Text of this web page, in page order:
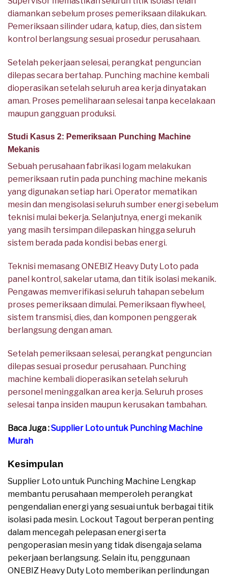
diamankan sebelum proses pemeriksaan dilakukan.
Pemeriksaan silinder udara, katup, dies, dan sistem
kontrol berlangsung sesuai prosedur perusahaan.
Setelah pekerjaan selesai, perangkat penguncian
dilepas secara bertahap. Punching machine kembali
dioperasikan setelah seluruh area kerja dinyatakan
aman. Proses pemeliharaan selesai tanpa kecelakaan
maupun gangguan produksi.
Studi Kasus 2: Pemeriksaan Punching Machine
Mekanis
Sebuah perusahaan fabrikasi logam melakukan
pemeriksaan rutin pada punching machine mekanis
yang digunakan setiap hari. Operator mematikan
mesin dan mengisolasi seluruh sumber energi sebelum
teknisi mulai bekerja. Selanjutnya, energi mekanik
yang masih tersimpan dilepaskan hingga seluruh
sistem berada pada kondisi bebas energi.
Teknisi memasang ONEBIZ Heavy Duty Loto pada
panel kontrol, sakelar utama, dan titik isolasi mekanik.
Pengawas memverifikasi seluruh tahapan sebelum
proses pemeriksaan dimulai. Pemeriksaan flywheel,
sistem transmisi, dies, dan komponen penggerak
berlangsung dengan aman.
Setelah pemeriksaan selesai, perangkat penguncian
dilepas sesuai prosedur perusahaan. Punching
machine kembali dioperasikan setelah seluruh
personel meninggalkan area kerja. Seluruh proses
selesai tanpa insiden maupun kerusakan tambahan.
Baca Juga :Supplier Loto untuk Punching Machine
Murah
Kesimpulan
Supplier Loto untuk Punching Machine Lengkap
membantu perusahaan memperoleh perangkat
pengendalian energi yang sesuai untuk berbagai titik
isolasi pada mesin. Lockout Tagout berperan penting
dalam mencegah pelepasan energi serta
pengoperasian mesin yang tidak disengaja selama
pekerjaan berlangsung. Selain itu, penggunaan
ONEBIZ Heavy Duty Loto memberikan perlindungan